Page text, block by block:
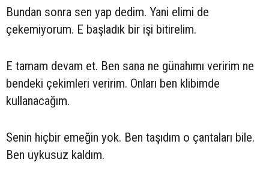
Bundan sonra sen yap dedim. Yani elimi de
çekemiyorum. E başladık bir işi bitirelim.
E tamam devam et. Ben sana ne günahımı veririm ne
bendeki çekimleri veririm. Onları ben klibimde
kullanacağım.
Senin hiçbir emeğin yok. Ben taşıdım o çantaları bile.
Ben uykusuz kaldım.